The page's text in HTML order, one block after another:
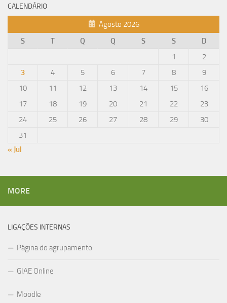
CALENDÁRIO
Agosto 2026
S
T Q Q S S
D
1
2
3
4 5 6 7 8
9
10
11 12 13 14 15
16
17
18 19 20 21 22
23
24
25 26 27 28 29
30
31
« Jul
MORE
LIGAÇÕES INTERNAS
Página do agrupamento
GIAE Online
Moodle